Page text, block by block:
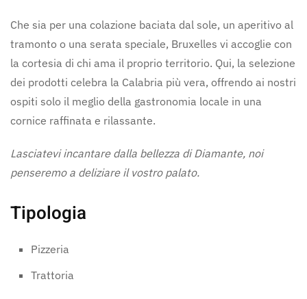
Che sia per una colazione baciata dal sole, un aperitivo al
tramonto o una serata speciale, Bruxelles vi accoglie con
la cortesia di chi ama il proprio territorio. Qui, la selezione
dei prodotti celebra la Calabria più vera, offrendo ai nostri
ospiti solo il meglio della gastronomia locale in una
cornice raffinata e rilassante.
Lasciatevi incantare dalla bellezza di Diamante, noi
penseremo a deliziare il vostro palato.
Tipologia
Pizzeria
Trattoria